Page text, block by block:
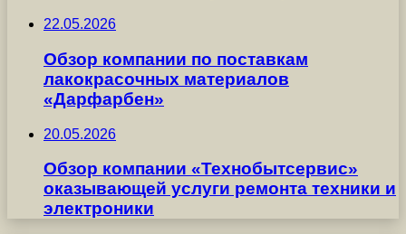
22.05.2026
Обзор компании по поставкам
лакокрасочных материалов
«Дарфарбен»
20.05.2026
Обзор компании «Технобытсервис»
оказывающей услуги ремонта техники и
электроники